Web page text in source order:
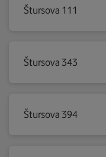
Štursova 111
Štursova 343
Štursova 394